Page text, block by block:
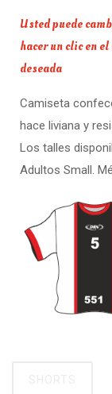
Usted puede
hacer un clic en
deseada
Camiseta
hace liviana y
Los talles
Adultos Small.